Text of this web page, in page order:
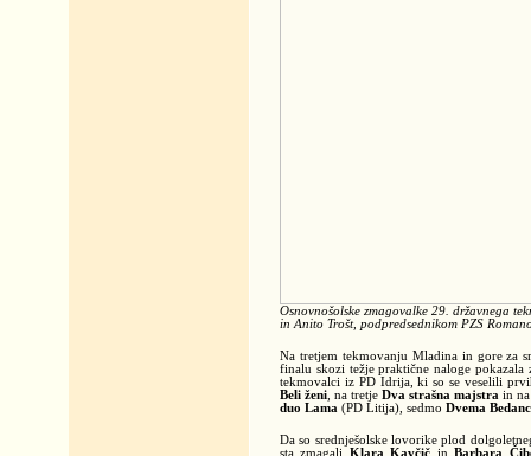
Osnovnošolske zmagovalke 29. državnega
in Anito Trošt, podpredsednikom PZS
Na tretjem tekmovanju Mladina in gore za
finalu skozi težje praktične naloge
tekmovalci iz PD Idrija, ki so se veselili
Beli ženi , na tretjeDva strašna majstra in
duo Lama (PD Litija), sedmo Dvema
Da so srednješolske lovorike plod
sta zmagali Klara Kavčič inBarbara